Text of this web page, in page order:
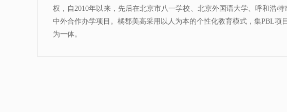
权，自2010年以来，先后在北京市八一学校、北京外国语大学、呼和浩
中外合作办学项目。橘郡美高采用以人为本的个性化教育模式，集PBL项
为一体。